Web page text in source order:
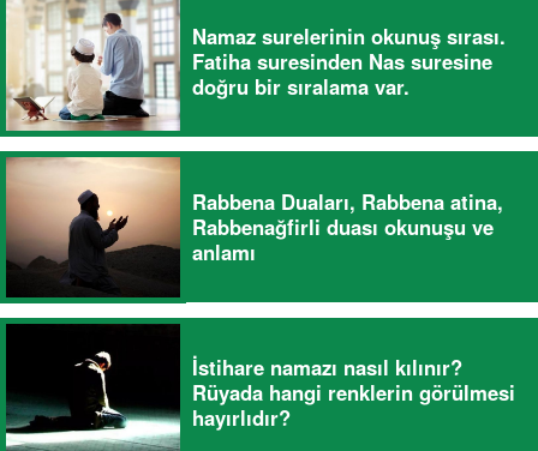
Namaz surelerinin okunuş sırası.
Fatiha suresinden Nas suresine
doğru bir sıralama var.
Rabbena Duaları, Rabbena atina,
Rabbenağfirli duası okunuşu ve
anlamı
İstihare namazı nasıl kılınır?
Rüyada hangi renklerin görülmesi
hayırlıdır?